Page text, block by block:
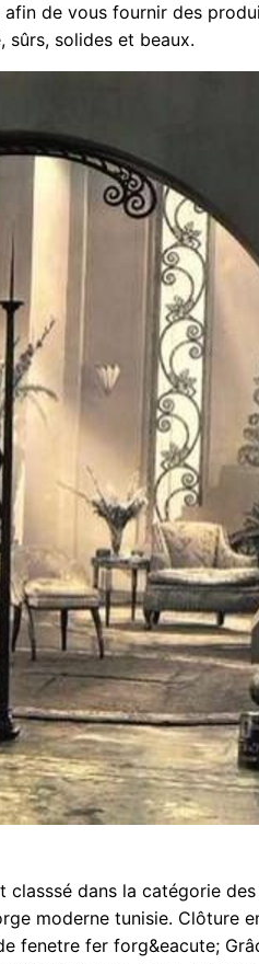
de vous fournir des
solides et beaux.
dans la catégorie
moderne tunisie. Clôture
fenetre fer forg&eacute;